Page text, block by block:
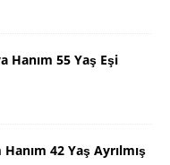
Hanım 55 Yaş Eşi
42 Yaş Ayrılmış